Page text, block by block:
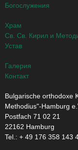
Богослужения
Храм
Св. Св. Кирил и
Устав
Галерия
Контакт
Bulgarische orthodoxe
Methodius"-Hamburg
Postfach 71 02 21
22162 Hamburg
Tel.: + ‭49 176 358 143